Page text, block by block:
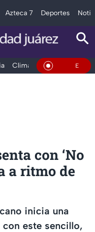
Azteca 7 Deportes
Clima Deportes En Vivo
con ‘No
a ritmo de
inicia una
con este sencillo,